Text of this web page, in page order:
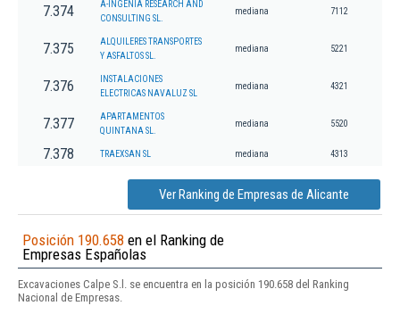
7.374
A-INGENIA RESEARCH AND
CONSULTING SL.
mediana 7112
7.375
ALQUILERES TRANSPORTES
Y ASFALTOS SL.
mediana 5221
7.376
INSTALACIONES
ELECTRICAS NAVALUZ SL
mediana 4321
7.377
APARTAMENTOS
QUINTANA SL.
mediana 5520
7.378 TRAEXSAN SL mediana 4313
Ver Ranking de Empresas de Alicante
Posición 190.658 en el Ranking de
Empresas Españolas
Excavaciones Calpe S.l. se encuentra en la posición 190.658 del Ranking
Nacional de Empresas.